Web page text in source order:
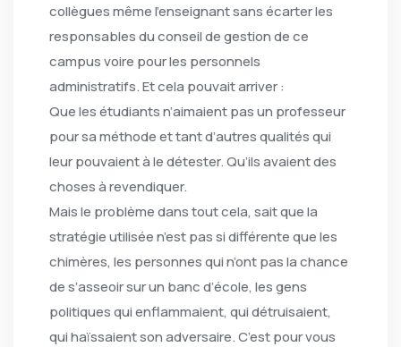
collègues même l’enseignant sans écarter les
responsables du conseil de gestion de ce
campus voire pour les personnels
administratifs. Et cela pouvait arriver :
Que les étudiants n’aimaient pas un professeur
pour sa méthode et tant d’autres qualités qui
leur pouvaient à le détester. Qu’ils avaient des
choses à revendiquer.
Mais le problème dans tout cela, sait que la
stratégie utilisée n’est pas si différente que les
chimères, les personnes qui n’ont pas la chance
de s’asseoir sur un banc d’école, les gens
politiques qui enflammaient, qui détruisaient,
qui haïssaient son adversaire. C’est pour vous